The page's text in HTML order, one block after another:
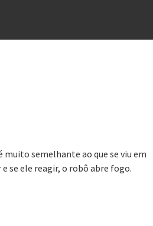
muito semelhante ao que se viu em
se ele reagir, o robô abre fogo.